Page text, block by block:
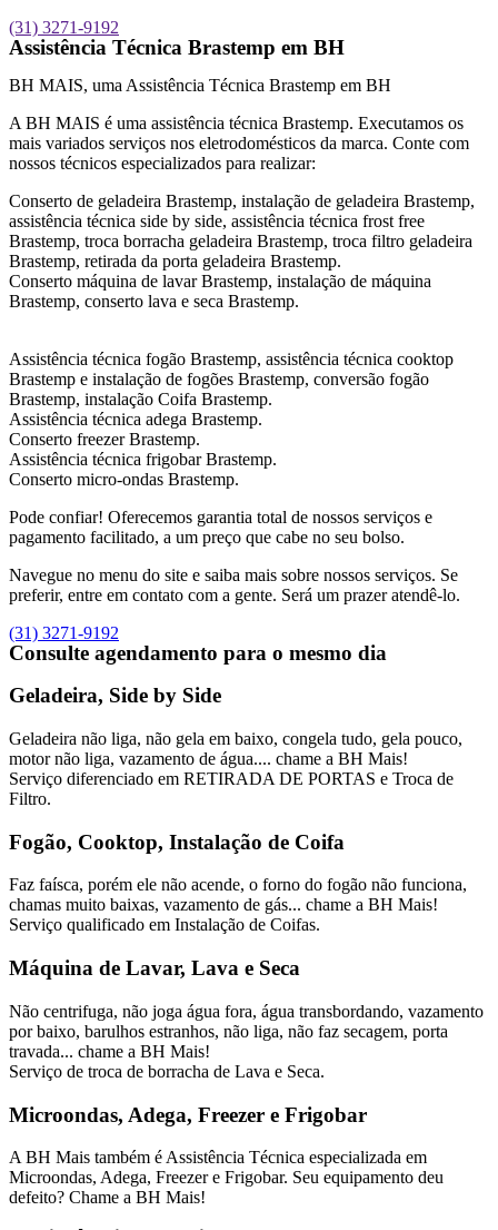
(31) 3271-9192
Assistência Técnica Brastemp em BH
BH MAIS, uma Assistência Técnica Brastemp em BH
A BH MAIS é uma assistência técnica Brastemp. Executamos os
mais variados serviços nos eletrodomésticos da marca. Conte com
nossos técnicos especializados para realizar:
Conserto de geladeira Brastemp, instalação de geladeira Brastemp,
assistência técnica side by side, assistência técnica frost free
Brastemp, troca borracha geladeira Brastemp, troca filtro geladeira
Brastemp, retirada da porta geladeira Brastemp.
Conserto máquina de lavar Brastemp, instalação de máquina
Brastemp, conserto lava e seca Brastemp.
Assistência técnica fogão Brastemp, assistência técnica cooktop
Brastemp e instalação de fogões Brastemp, conversão fogão
Brastemp, instalação Coifa Brastemp.
Assistência técnica adega Brastemp.
Conserto freezer Brastemp.
Assistência técnica frigobar Brastemp.
Conserto micro-ondas Brastemp.
Pode confiar! Oferecemos garantia total de nossos serviços e
pagamento facilitado, a um preço que cabe no seu bolso.
Navegue no menu do site e saiba mais sobre nossos serviços. Se
preferir, entre em contato com a gente. Será um prazer atendê-lo.
(31) 3271-9192
Consulte agendamento para o mesmo dia
Geladeira, Side by Side
Geladeira não liga, não gela em baixo, congela tudo, gela pouco,
motor não liga, vazamento de água.... chame a BH Mais!
Serviço diferenciado em RETIRADA DE PORTAS e Troca de
Filtro.
Fogão, Cooktop, Instalação de Coifa
Faz faísca, porém ele não acende, o forno do fogão não funciona,
chamas muito baixas, vazamento de gás... chame a BH Mais!
Serviço qualificado em Instalação de Coifas.
Máquina de Lavar, Lava e Seca
Não centrifuga, não joga água fora, água transbordando, vazamento
por baixo, barulhos estranhos, não liga, não faz secagem, porta
travada... chame a BH Mais!
Serviço de troca de borracha de Lava e Seca.
Microondas, Adega, Freezer e Frigobar
A BH Mais também é Assistência Técnica especializada em
Microondas, Adega, Freezer e Frigobar. Seu equipamento deu
defeito? Chame a BH Mais!